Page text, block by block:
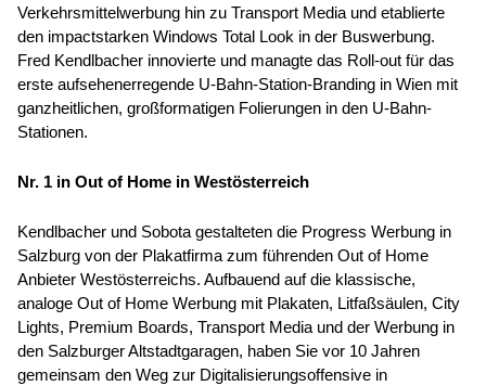
Verkehrsmittelwerbung hin zu Transport Media und etablierte
den impactstarken Windows Total Look in der Buswerbung.
Fred Kendlbacher innovierte und managte das Roll-out für das
erste aufsehenerregende U-Bahn-Station-Branding in Wien mit
ganzheitlichen, großformatigen Folierungen in den U-Bahn-
Stationen.
Nr. 1 in Out of Home in Westösterreich
Kendlbacher und Sobota gestalteten die Progress Werbung in
Salzburg von der Plakatfirma zum führenden Out of Home
Anbieter Westösterreichs. Aufbauend auf die klassische,
analoge Out of Home Werbung mit Plakaten, Litfaßsäulen, City
Lights, Premium Boards, Transport Media und der Werbung in
den Salzburger Altstadtgaragen, haben Sie vor 10 Jahren
gemeinsam den Weg zur Digitalisierungsoffensive in